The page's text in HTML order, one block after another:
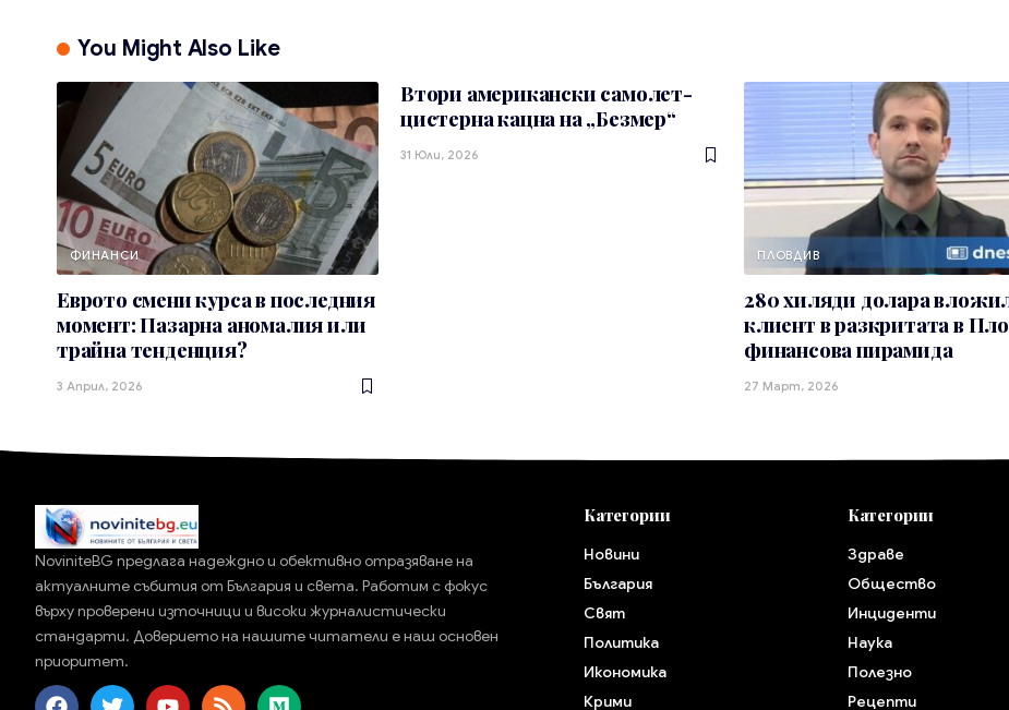
You Might Also Like
ФИНАНСИ
Еврото смени курса в последния
момент: Пазарна аномалия или
трайна тенденция?
3 Април, 2026
Втори американски самолет-
цистерна кацна на „Безмер“
31 Юли, 2026
ПЛОВДИВ
280 хиляди долара
клиент в разкритата в
финансова пирамида
27 Март, 2026
NoviniteBG предлага надеждно и обективно отразяване на
актуалните събития от България и света. Работим с фокус
върху проверени източници и високи журналистически
стандарти. Доверието на нашите читатели е наш основен
приоритет.
Категории
Новини
България
Свят
Политика
Икономика
Крими
Категории
Здраве
Общество
Инциденти
Наука
Полезно
Рецепти